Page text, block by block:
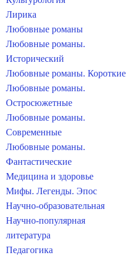
Лирика
Любовные романы
Любовные романы.
Исторический
Любовные романы. Короткие
Любовные романы.
Остросюжетные
Любовные романы.
Современные
Любовные романы.
Фантастические
Медицина и здоровье
Мифы. Легенды. Эпос
Научно-образовательная
Научно-популярная
литература
Педагогика